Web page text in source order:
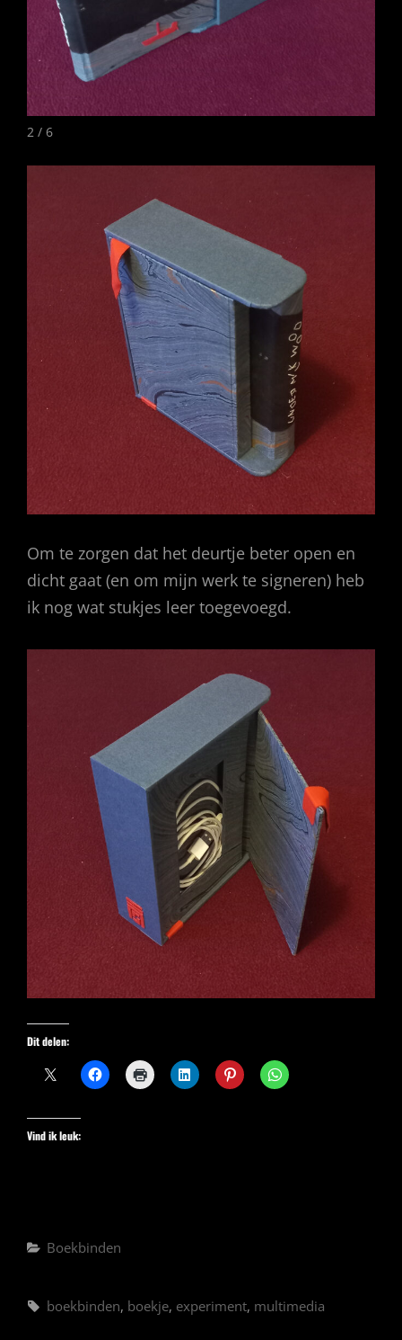
2 / 6
Om te zorgen dat het deurtje beter open en
dicht gaat (en om mijn werk te signeren) heb
ik nog wat stukjes leer toegevoegd.
Dit delen:
Vind ik leuk:
Categorieën
Boekbinden
Tags,
boekbinden, boekje, experiment, multimedia